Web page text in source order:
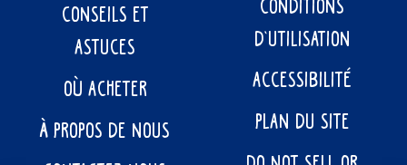
CONSEILS ET
ASTUCES
OÙ ACHETER
À PROPOS DE NOUS
CONDITIONS
D’UTILISATION
ACCESSIBILITÉ
PLAN DU SITE